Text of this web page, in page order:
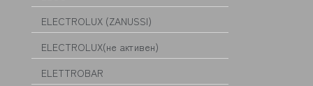
ELECTROLUX (ZANUSSI)
ELECTROLUX(не активен)
ELETTROBAR